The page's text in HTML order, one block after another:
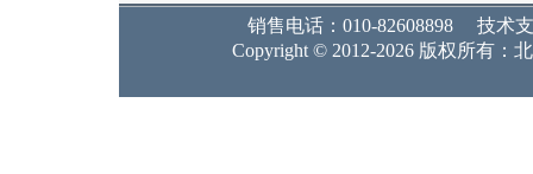
销售电话：010-82608898 技术
Copyright © 2012-2026 版权所有：